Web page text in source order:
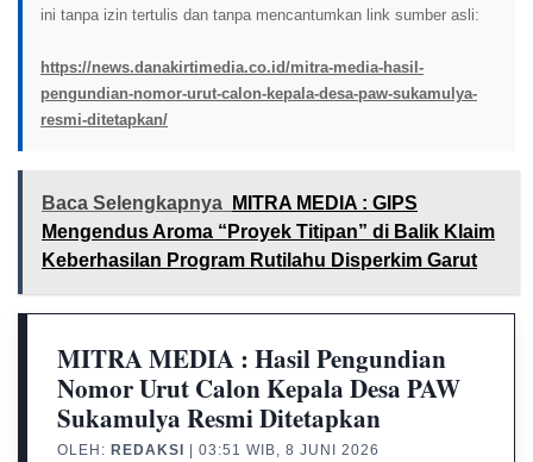
ini tanpa izin tertulis dan tanpa mencantumkan link sumber asli:
https://news.danakirtimedia.co.id/mitra-media-hasil-
pengundian-nomor-urut-calon-kepala-desa-paw-sukamulya-
resmi-ditetapkan/
Baca Selengkapnya
MITRA MEDIA : GIPS
Mengendus Aroma “Proyek Titipan” di Balik Klaim
Keberhasilan Program Rutilahu Disperkim Garut
MITRA MEDIA : Hasil Pengundian
Nomor Urut Calon Kepala Desa PAW
Sukamulya Resmi Ditetapkan
OLEH: REDAKSI | 03:51 WIB, 8 JUNI 2026